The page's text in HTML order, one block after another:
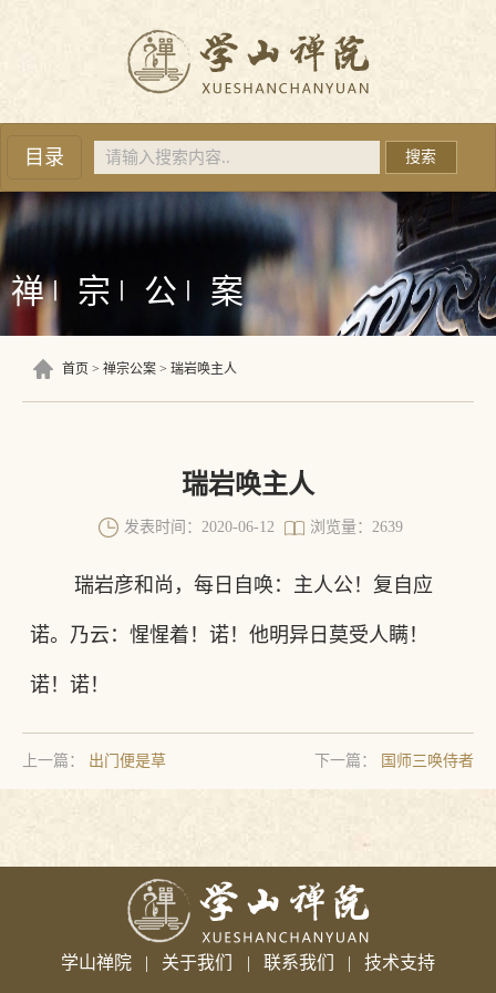
目录 搜索
禅丨 宗 公 案
首页 禅宗公案 瑞岩唤主人
瑞岩唤主人
发表时间：2020-06-12 浏览量：2639
瑞岩彦和尚，每日自唤：主人公！复自应
诺。乃云：惺惺着！诺！他明异日莫受人瞒！
诺！诺！
上一篇： 出门便是草 下一篇： 国师三唤侍者
学山禅院 | 关于我们 | 联系我们 | 技术支持